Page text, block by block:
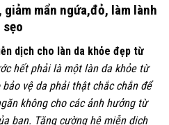
giảm mẩn ngứa,đỏ, làm lành
sẹo
dịch cho làn da khỏe đẹp từ
hết phải là một làn da khỏe từ
vệ da phải thật chắc chắn để
không cho các ảnh hưởng từ
bạn. Tăng cường hệ miễn dịch